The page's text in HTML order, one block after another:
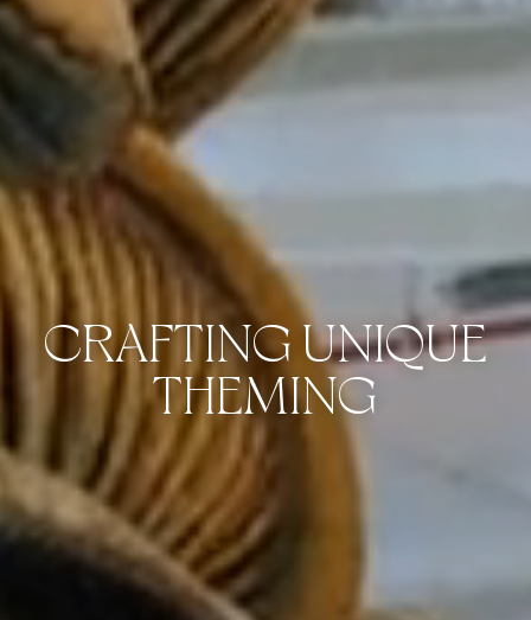
CRAFTING UNIQUE
THEMING